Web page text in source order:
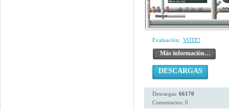
Evaluación: VOTE!
Más información…
DESCARGAS
Descargas: 66170
Comentarios: 0